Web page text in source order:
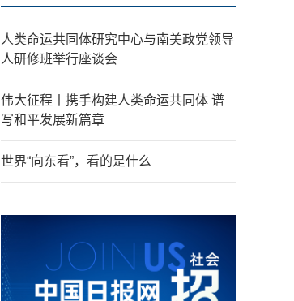
人类命运共同体研究中心与南美政党领导
人研修班举行座谈会
伟大征程丨携手构建人类命运共同体 谱
写和平发展新篇章
世界“向东看”，看的是什么